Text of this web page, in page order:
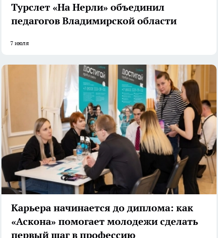
Турслет «На Нерли» объединил
педагогов Владимирской области
7 июля
Карьера начинается до диплома: как
«Аскона» помогает молодежи сделать
первый шаг в профессию